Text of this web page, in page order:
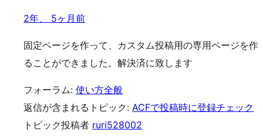
2年、 5ヶ月前
固定ページを作って、カスタム投稿用の専用ページを作
ることができました。解決済に致します
フォーラム: 使い方全般
返信が含まれるトピック: ACFで投稿時に登録チェック
トピック投稿者 ruri528002